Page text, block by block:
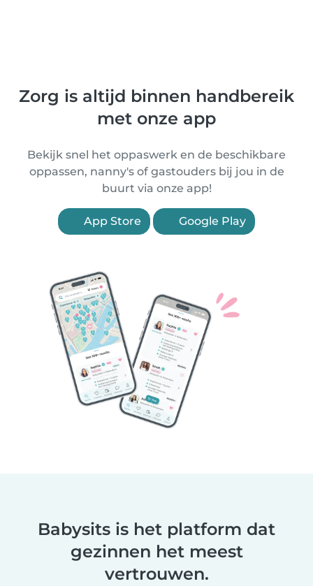
Zorg is altijd binnen handbereik
met onze app
Bekijk snel het oppaswerk en de beschikbare
oppassen, nanny's of gastouders bij jou in de
buurt via onze app!
App Store Google Play
Babysits is het platform dat
gezinnen het meest
vertrouwen.